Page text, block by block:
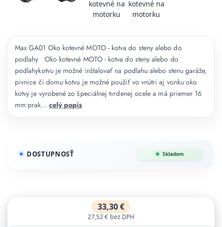
Max GA01 Oko kotevné MOTO - kotva do steny alebo do
podlahy Oko kotevné MOTO - kotva do steny alebo do
podlahykotvu je možné inštalovať na podlahu alebo stenu garáže,
pivnice či domu•kotvu je možné použiť vo vnútri aj vonku•oko
kotvy je vyrobené zo špeciálnej tvrdenej ocele a má priemer 16
mm•prak... celý popis
DOSTUPNOSŤ Skladom
33,30 €
27,52 € bez DPH